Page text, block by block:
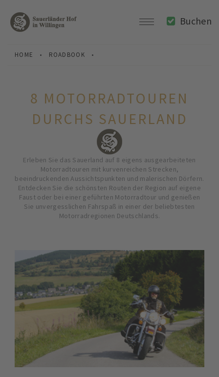
Buchen
HOME • ROADBOOK •
8 MOTORRADTOUREN
DURCHS SAUERLAND
Erleben Sie das Sauerland auf 8 eigens ausgearbeiteten
Motorradtouren mit kurvenreichen Strecken,
beeindruckenden Aussichtspunkten und malerischen Dörfern.
Entdecken Sie die schönsten Routen der Region auf eigene
Faust oder bei einer geführten Motorradtour und genießen
Sie unvergesslichen Fahrspaß in einer der beliebtesten
Motorradregionen Deutschlands.